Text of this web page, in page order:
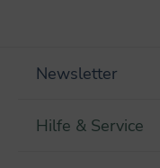
Newsletter
Hilfe & Service